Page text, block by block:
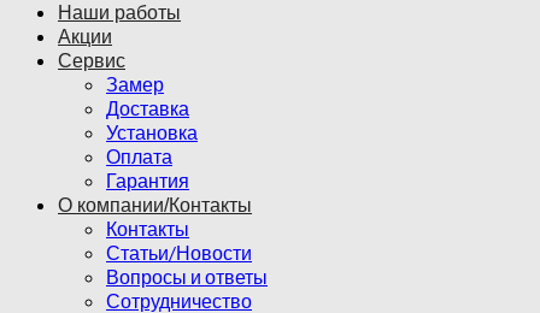
Наши работы
Акции
Сервис
Замер
Доставка
Установка
Оплата
Гарантия
О компании/Контакты
Контакты
Статьи/Новости
Вопросы и ответы
Сотрудничество